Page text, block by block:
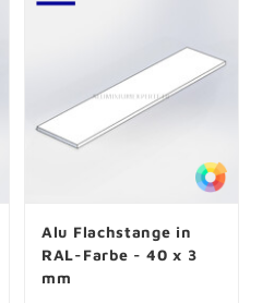
Alu Flachstange in
RAL-Farbe - 40 x 3
mm